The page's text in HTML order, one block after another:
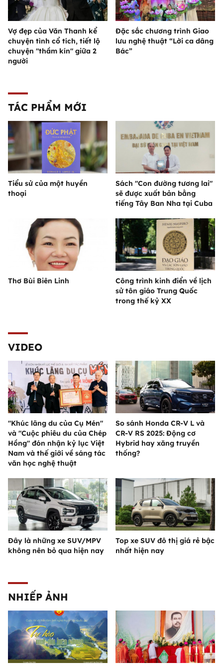
Vợ đẹp của Văn Thanh kể
chuyện tình cổ tích, tiết lộ
chuyện "thầm kín" giữa 2
người
Đặc sắc chương trình Giao
lưu nghệ thuật “Lời ca dâng
Bác”
TÁC PHẨM MỚI
Tiểu sử của một huyền
thoại
Sách "Con đường tương lai"
sẽ được xuất bản bằng
tiếng Tây Ban Nha tại Cuba
Thơ Bùi Biên Linh
Công trình kinh điển về lịch
sử tôn giáo Trung Quốc
trong thế kỷ XX
VIDEO
"Khúc lãng du của Cụ Mén"
và "Cuộc phiêu du của Chép
Hồng" đón nhận kỷ lục Việt
Nam và thế giới về sáng tác
văn học nghệ thuật
So sánh Honda CR-V L và
CR-V RS 2025: Động cơ
Hybrid hay xăng truyền
thống?
Đây là những xe SUV/MPV
không nên bỏ qua hiện nay
Top xe SUV đô thị giá rẻ bậc
nhất hiện nay
NHIẾP ẢNH